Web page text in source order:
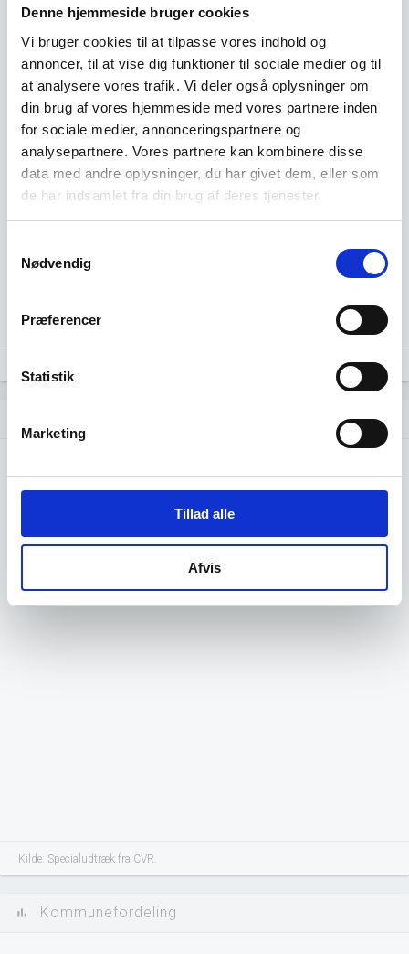
Denne hjemmeside bruger cookies
Vi bruger cookies til at tilpasse vores indhold og
annoncer, til at vise dig funktioner til sociale medier og til
at analysere vores trafik. Vi deler også oplysninger om
din brug af vores hjemmeside med vores partnere inden
for sociale medier, annonceringspartnere og
analysepartnere. Vores partnere kan kombinere disse
data med andre oplysninger, du har givet dem, eller som
de har indsamlet fra din brug af deres tjenester.
Nødvendig
Præferencer
Statistik
Marketing
Tillad alle
Afvis
Kilde: Specialudtræk fra CVR.
bar_chart Kommunefordeling